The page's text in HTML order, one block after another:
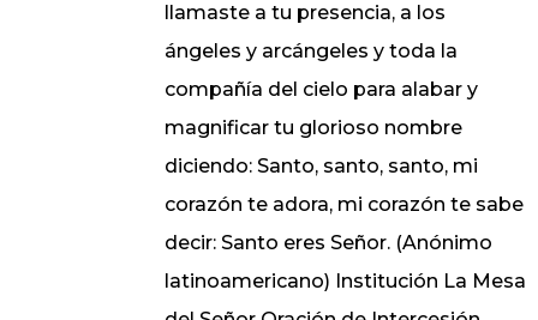
llamaste a tu presencia, a los
ángeles y arcángeles y toda la
compañía del cielo para alabar y
magnificar tu glorioso nombre
diciendo: Santo, santo, santo, mi
corazón te adora, mi corazón te sabe
decir: Santo eres Señor. (Anónimo
latinoamericano) Institución La Mesa